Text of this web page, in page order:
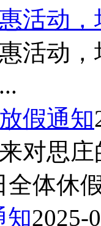
活动，
活动
假通知
对思
全体休
知2025-